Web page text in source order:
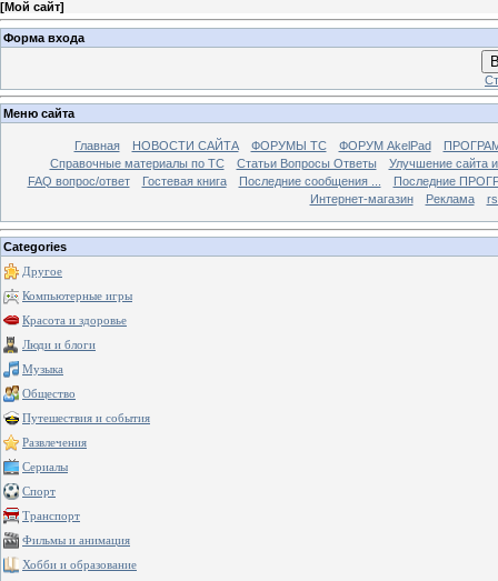
[Мой сайт]
Форма входа
Меню сайта
Главная НОВОСТИ САЙТА ФОРУМЫ TC ФОРУМ AkelPad
Справочные материалы по TС
Статьи Вопросы Ответы
Улучшение сайта
FAQ вопрос/ответ
Гостевая книга Последние сообщения ...
Последние
Интернет-магазин
Реклама
Categories
Другое
Компьютерные игры
Красота и здоровье
Люди и блоги
Музыка
Общество
Путешествия и события
Развлечения
Сериалы
Спорт
Транспорт
Фильмы и анимация
Хобби и образование